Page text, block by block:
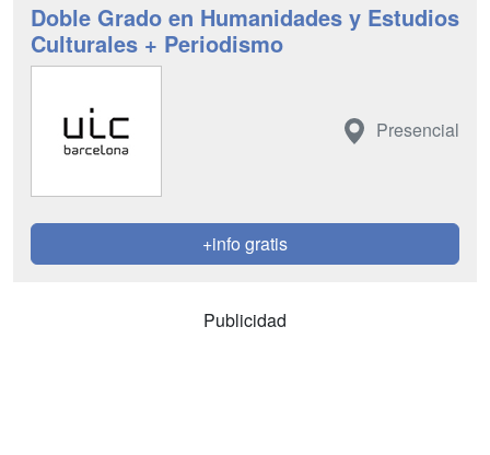
Doble Grado en Humanidades y Estudios
Culturales + Periodismo
Presencial
+info gratis
Publicidad